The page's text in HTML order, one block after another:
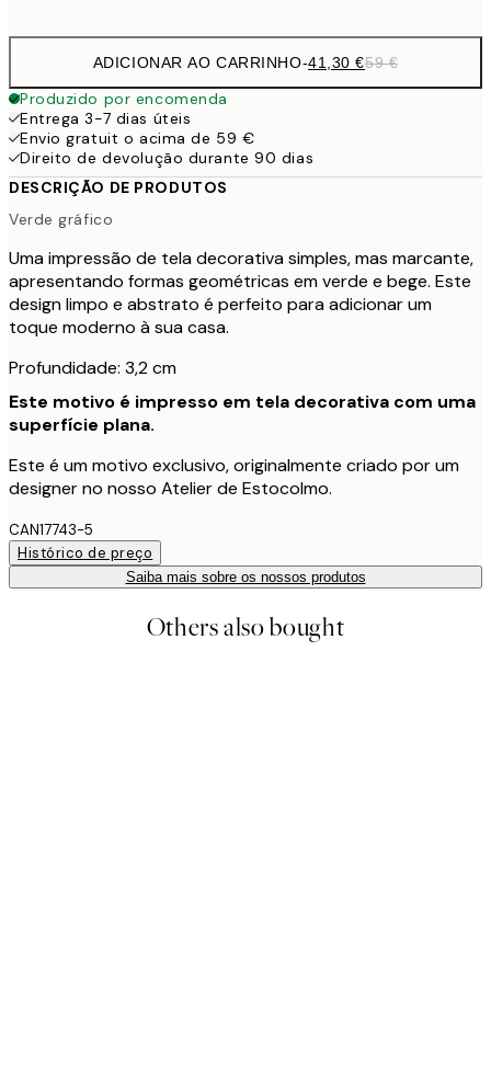
ADICIONAR AO CARRINHO-41,30 €59 €
Produzido por encomenda
Entrega 3-7 dias úteis
Envio gratuit o acima de 59 €
Direito de devolução durante 90 dias
DESCRIÇÃO DE PRODUTOS
Verde gráfico
Uma impressão de tela decorativa simples, mas marcante,
apresentando formas geométricas em verde e bege. Este
design limpo e abstrato é perfeito para adicionar um
toque moderno à sua casa.
Profundidade: 3,2 cm
Este motivo é impresso em tela decorativa com uma
superfície plana.
Este é um motivo exclusivo, originalmente criado por um
designer no nosso Atelier de Estocolmo.
CAN17743-5
Histórico de preço
Saiba mais sobre os nossos produtos
Others also bought